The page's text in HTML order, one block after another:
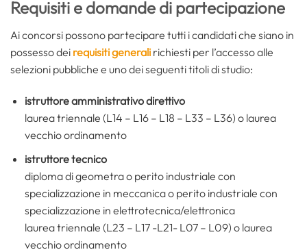
Requisiti e domande di partecipazione
Ai concorsi possono partecipare tutti i candidati che siano in
possesso dei requisiti generali richiesti per l’accesso alle
selezioni pubbliche e uno dei seguenti titoli di studio:
istruttore amministrativo direttivo
laurea triennale (L14 – L16 – L18 – L33 – L36) o laurea
vecchio ordinamento
istruttore tecnico
diploma di geometra o perito industriale con
specializzazione in meccanica o perito industriale con
specializzazione in elettrotecnica/elettronica
laurea triennale (L23 – L17 -L21- L07 – L09) o laurea
vecchio ordinamento